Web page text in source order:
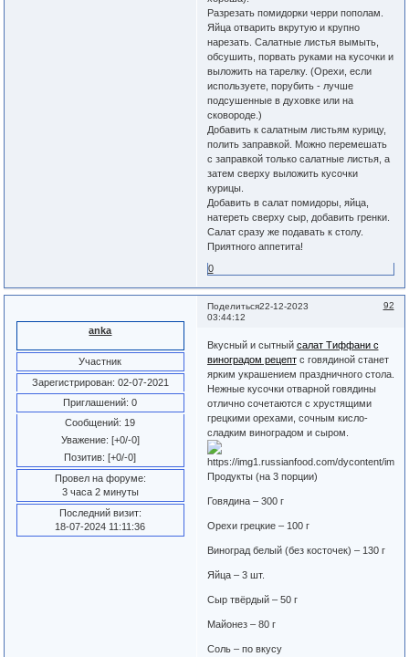
Разрезать помидорки черри пополам.
Яйца отварить вкрутую и крупно
нарезать. Салатные листья вымыть,
обсушить, порвать руками на кусочки и
выложить на тарелку. (Орехи, если
используете, порубить - лучше
подсушенные в духовке или на
сковороде.)
Добавить к салатным листьям курицу,
полить заправкой. Можно перемешать
с заправкой только салатные листья, а
затем сверху выложить кусочки
курицы.
Добавить в салат помидоры, яйца,
натереть сверху сыр, добавить гренки.
Салат сразу же подавать к столу.
Приятного аппетита!
0
Поделиться 92
22-12-2023
03:44:12
anka
Участник
Зарегистрирован: 02-07-2021
Приглашений: 0
Сообщений: 19
Уважение: [+0/-0]
Позитив: [+0/-0]
Провел на форуме:
3 часа 2 минуты
Последний визит:
18-07-2024 11:11:36
Вкусный и сытный салат Тиффани с
виноградом рецептс говядиной станет
ярким украшением праздничного стола.
Нежные кусочки отварной говядины
отлично сочетаются с хрустящими
грецкими орехами, сочным кисло-
сладким виноградом и сыром.
Продукты (на 3 порции)
Говядина – 300 г
Орехи грецкие – 100 г
Виноград белый (без косточек) – 130 г
Яйца – 3 шт.
Сыр твёрдый – 50 г
Майонез – 80 г
Соль – по вкусу